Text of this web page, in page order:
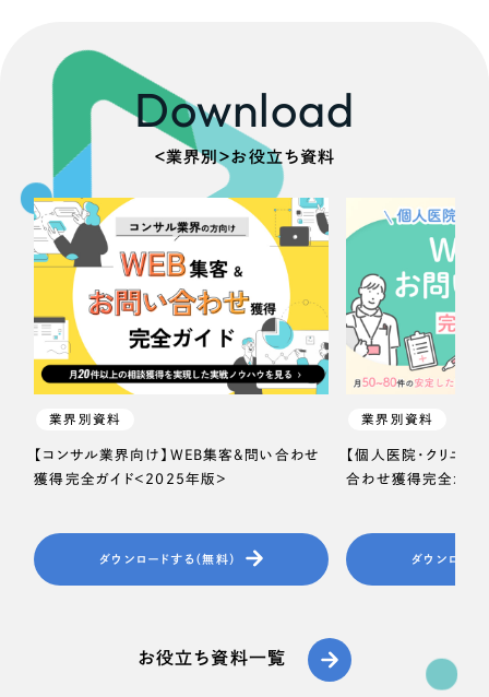
Download
＜業界別＞お役立ち資料
業界別資料
【コンサル業界向け】WEB集客＆問い合わせ
獲得完全ガイド＜2025年版＞
ダウンロードする（無料）
業界別資料
【個人医院・クリニッ
合わせ獲得完全ガイ
ダウンロード
お役立ち資料一覧